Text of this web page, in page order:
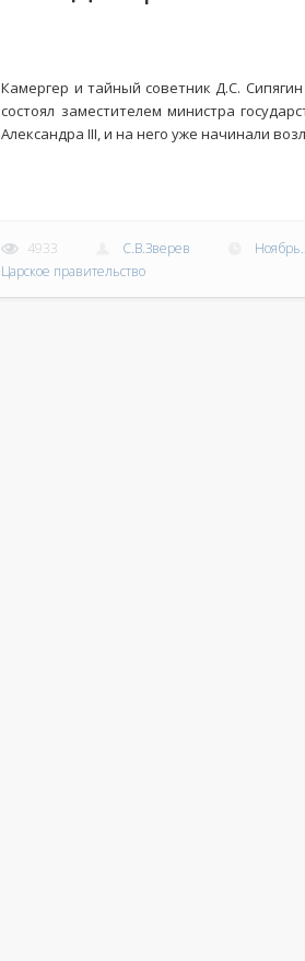
Камергер и тайный советник Д.С.
состоял заместителем министра
Александра III, и на него уже начинали
4933 С.В.Зверев
Царское правительство